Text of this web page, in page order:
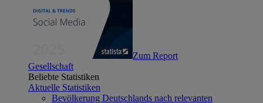
Zum Report
Gesellschaft
Beliebte Statistiken
Aktuelle Statistiken
Bevölkerung Deutschlands nach relevanten